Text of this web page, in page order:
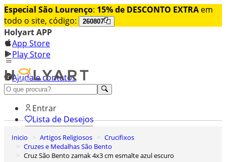
Especial São Lourenço: 15% de DESCONTO EXTRA em
todo o site, código:
260807
Holyart APP
App Store
Play Store
Ajuda e contatos
Conheça premium
Entrar
Lista de Desejos
0
Carrinho de Compras
Inicio Artigos Religiosos
Crucifixos
Cruzes e Medalhas São Bento
Cruz São Bento zamak 4x3 cm esmalte azul escuro